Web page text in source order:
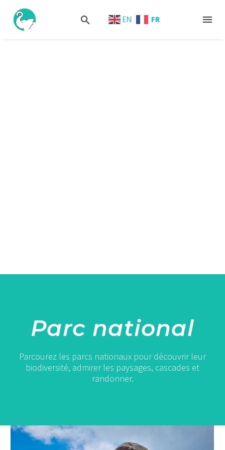
EN FR
Parc national
Parcourez les parcs nationaux pour découvrir leur
biodiversité, admirer les paysages, cascades et
randonner.
Chanthaburi